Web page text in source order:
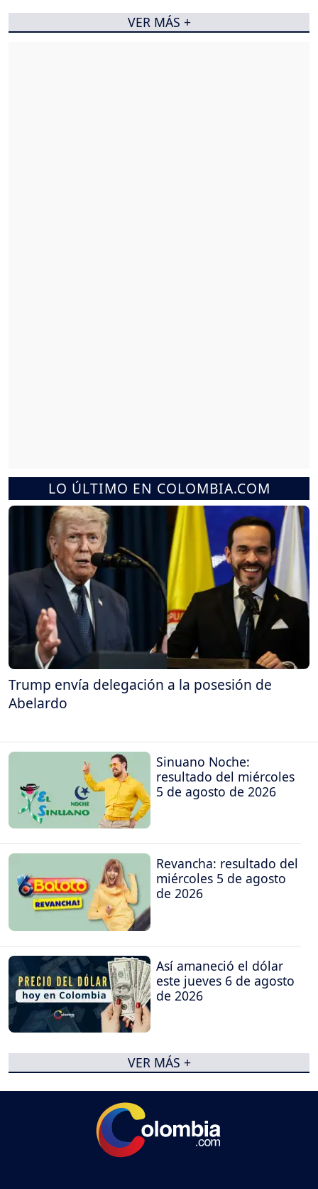
LO ÚLTIMO EN COLOMBIA.COM
Trump envía delegación a la posesión de
Abelardo
Sinuano Noche:
resultado del miércoles
5 de agosto de 2026
Revancha: resultado del
miércoles 5 de agosto
de 2026
Así amaneció el dólar
este jueves 6 de agosto
de 2026
VER MÁS +
VER MÁS +